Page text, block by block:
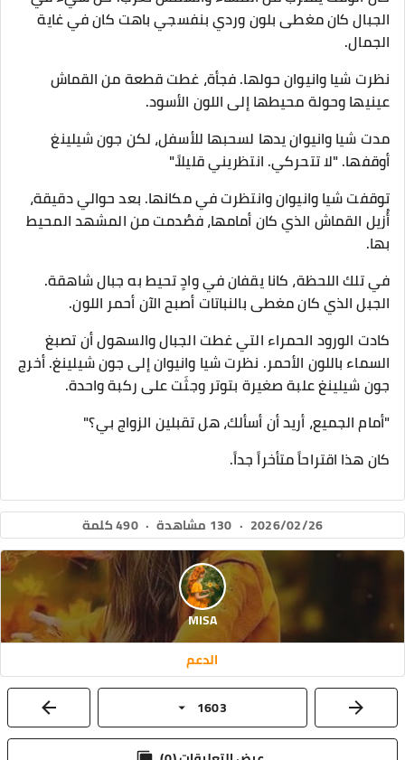
الجبال كان مغطى بلون وردي بنفسجي باهت كان في غاية
الجمال.
نظرت شيا وانيوان حولها. فجأة، غطت قطعة من القماش
عينيها وحولة محيطها إلى اللون الأسود.
مدت شيا وانيوان يدها لسحبها للأسفل، لكن جون شيلينغ
أوقفها. "لا تتحركي. انتظريني قليلاً."
توقفت شيا وانيوان وانتظرت في مكانها. بعد حوالي دقيقة،
أُزيل القماش الذي كان أمامها، فصُدمت من المشهد المحيط
بها.
في تلك اللحظة، كانا يقفان في وادٍ تحيط به جبال شاهقة.
الجبل الذي كان مغطى بالنباتات أصبح الآن أحمر اللون.
كادت الورود الحمراء التي غطت الجبال والسهول أن تصبغ
السماء باللون الأحمر. نظرت شيا وانيوان إلى جون شيلينغ. أخرج
جون شيلينغ علبة صغيرة بتوتر وجثَت على ركبة واحدة.
"أمام الجميع، أريد أن أسألك، هل تقبلين الزواج بي؟"
كان هذا اقتراحاً متأخراً جداً.
2026/02/26
· 130 مشاهدة · 490 كلمة
MISA
الدعم
1603